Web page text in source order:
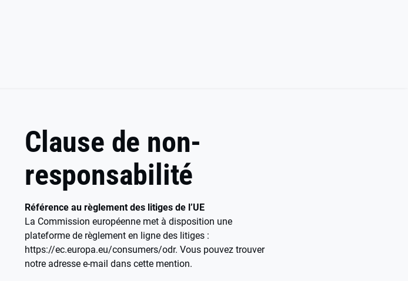
Clause de non-
responsabilité
Référence au règlement des litiges de l’UE
La Commission européenne met à disposition une
plateforme de règlement en ligne des litiges :
https://ec.europa.eu/consumers/odr. Vous pouvez trouver
notre adresse e-mail dans cette mention.